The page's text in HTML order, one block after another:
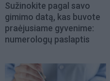
Sužinokite pagal savo
gimimo datą, kas buvote
praėjusiame gyvenime:
numerologų paslaptis